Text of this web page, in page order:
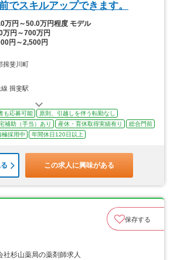
でスキルアップできます。
万円～50.0万円程度 モデル
万円～700万円
円～2,500円
揖斐川町
揖斐駅
も応募可能
原則、引越しを伴う転勤なし
補助（手当）あり 産休・育休取得実績有り
総合門前
極採用中 年間休日120日以上
この求人に興味がある
保存する
杉山薬局の薬剤師求人